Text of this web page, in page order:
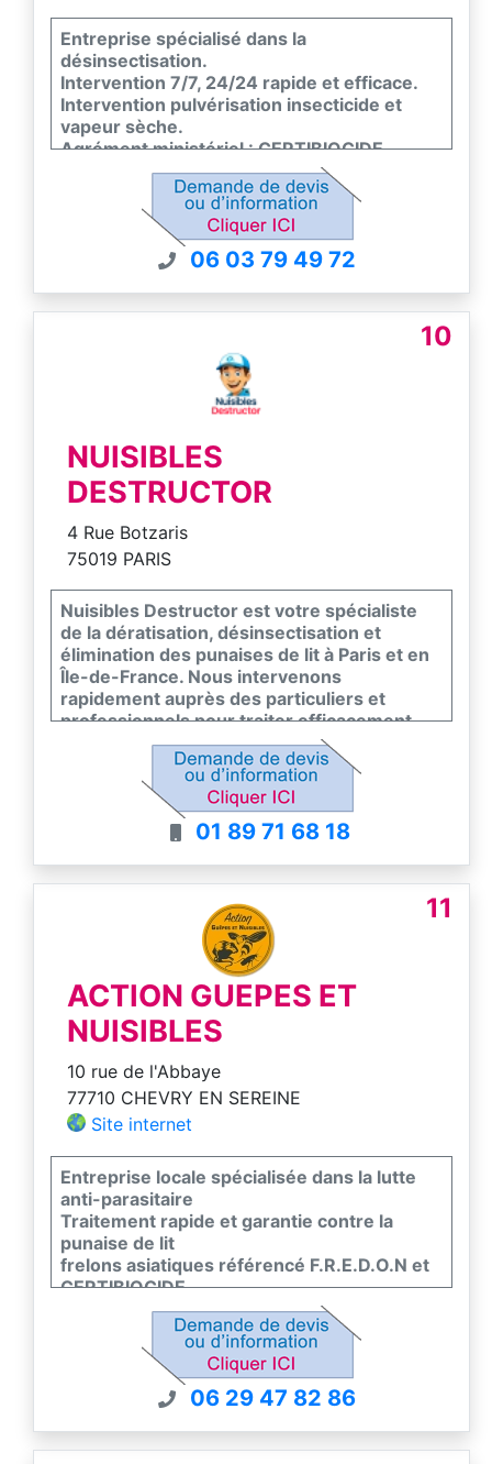
Entreprise spécialisé dans la
désinsectisation.
Intervention 7/7, 24/24 rapide et efficace.
Intervention pulvérisation insecticide et
vapeur sèche.
Agrément ministériel : CERTIBIOCIDE.
Tarifs très compétitif et résultats GARANTIE
06 03 79 49 72
10
NUISIBLES
DESTRUCTOR
4 Rue Botzaris
75019 PARIS
Nuisibles Destructor est votre spécialiste
de la dératisation, désinsectisation et
élimination des punaises de lit à Paris et en
Île-de-France. Nous intervenons
rapidement auprès des particuliers et
professionnels pour traiter efficacement
tous types de nuisibles : rats, souris,
punaises de lit, cafards, guêpes et autres
parasites. Grâce à des méthodes
écologiques, durables et adaptées, notre
équipe expérimentée garantit une
personnalisé afin d’éviter toute récidive.
Disponible 7j/7 et 24h/24, nous vous
offrons un diagnostic gratuit et une prise en
charge rapide.
01 89 71 68 18
11
ACTION GUEPES ET
NUISIBLES
10 rue de l'Abbaye
77710 CHEVRY EN SEREINE
Site internet
Entreprise locale spécialisée dans la lutte
anti-parasitaire
Traitement rapide et garantie contre la
punaise de lit
frelons asiatiques référencé F.R.E.D.O.N et
CERTIBIOCIDE
techniques et produits respectueux de l
environnement
7/7 secteur 77/91/45/89
06 29 47 82 86